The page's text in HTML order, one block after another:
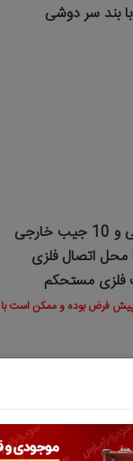
با بند سر دوشی
محل اتصال فلزی
فلزی مستحکم
فرض بوده و ممکن است با
استعلام